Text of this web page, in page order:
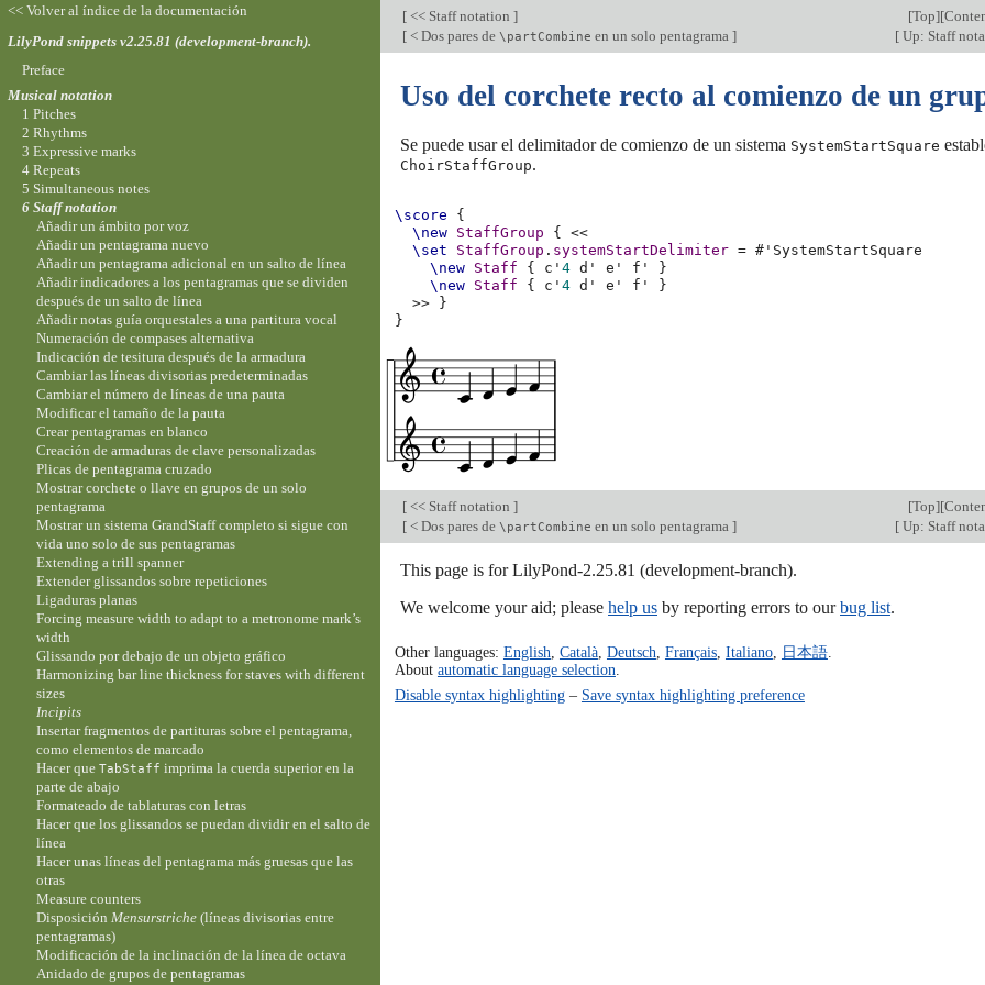
[ << Staff notation ] [Top][
[ < Dos pares de \partCombine en un solo pentagrama ] [Up: Staff
Uso del corchete recto al comienzo de un
Se puede usar el delimitador de comienzo de un sistema SystemStartSquare
ChoirStaffGroup.
\score
{
\new StaffGroup {
<<
\set
StaffGroup . systemStartDelimiter = # 'SystemStartSquare
\new Staff { c'4 d' e' f'
}
\new Staff { c'4 d' e' f'
}
>>
}
}
[ << Staff notation ] [Top][
[ < Dos pares de \partCombine en un solo pentagrama ] [Up: Staff
This page is for LilyPond-2.25.81 (development-branch).
We welcome your aid; please help us by reporting errors to ourbug list.
Other languages: English Català, Deutsch Français, Italiano, 日本語.
About automatic language selection
Disable syntax highlighting– Save syntax highlighting preference
<< Volver al índice de la documentación
LilyPond snippets v2.25.81 (development-branch).
Preface
Musical notation
1 Pitches
2 Rhythms
3 Expressive marks
4 Repeats
5 Simultaneous notes
6 Staff notation
Añadir un ámbito por voz
Añadir un pentagrama nuevo
Añadir un pentagrama adicional en un salto de línea
Añadir indicadores a los pentagramas que se dividen
después de un salto de línea
Añadir notas guía orquestales a una partitura vocal
Numeración de compases alternativa
Indicación de tesitura después de la armadura
Cambiar las líneas divisorias predeterminadas
Cambiar el número de líneas de una pauta
Modificar el tamaño de la pauta
Crear pentagramas en blanco
Creación de armaduras de clave personalizadas
Plicas de pentagrama cruzado
Mostrar corchete o llave en grupos de un solo
pentagrama
Mostrar un sistema GrandStaff completo si sigue con
vida uno solo de sus pentagramas
Extending a trill spanner
Extender glissandos sobre repeticiones
Ligaduras planas
Forcing measure width to adapt to a metronome mark’s
width
Glissando por debajo de un objeto gráfico
Harmonizing bar line thickness for staves with different
sizes
Incipits
Insertar fragmentos de partituras sobre el pentagrama,
como elementos de marcado
Hacer queTabStaff imprima la cuerda superior en la
parte de abajo
Formateado de tablaturas con letras
Hacer que los glissandos se puedan dividir en el salto de
línea
Hacer unas líneas del pentagrama más gruesas que las
otras
Measure counters
DisposiciónMensurstriche (líneas divisorias entre
pentagramas)
Modificación de la inclinación de la línea de octava
Anidado de grupos de pentagramas